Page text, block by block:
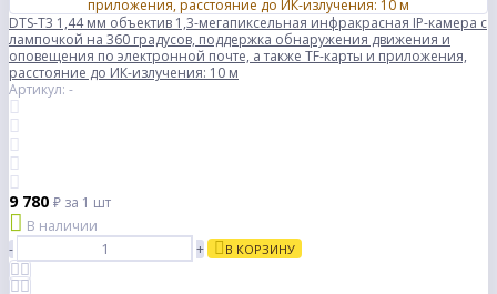
DTS-T3 1,44 мм объектив 1,3-мегапиксельная инфракрасная IP-камера с
лампочкой на 360 градусов, поддержка обнаружения движения и
оповещения по электронной почте, а также TF-карты и приложения,
расстояние до ИК-излучения: 10 м
Артикул: -
9 780 ₽ за 1 шт
В наличии
-
+ В КОРЗИНУ